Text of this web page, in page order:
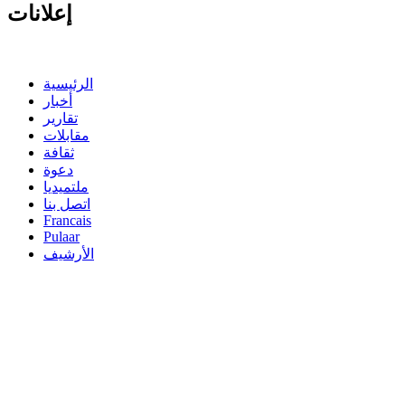
إعلانات
الرئيسية
أخبار
تقارير
مقابلات
ثقافة
دعوة
ملتميديا
اتصل بنا
Francais
Pulaar
الأرشيف